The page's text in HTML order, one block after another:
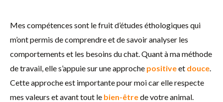
Mes compétences sont le fruit d’études éthologiques qui
m’ont permis de comprendre et de savoir analyser les
comportements et les besoins du chat. Quant à ma méthode
de travail, elle s’appuie sur une approche positiveet douce
Cette approche est importante pour moi car elle respecte
mes valeurs et avant tout le bien-êtrede votre animal.